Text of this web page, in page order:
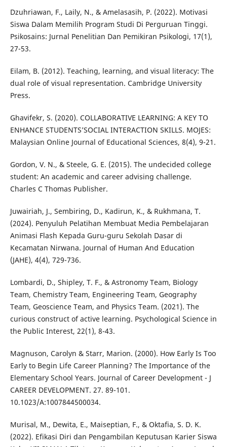
Dzuhriawan, F., Laily, N., & Amelasasih, P. (2022). Motivasi
Siswa Dalam Memilih Program Studi Di Perguruan Tinggi.
Psikosains: Jurnal Penelitian Dan Pemikiran Psikologi, 17(1),
27-53.
Eilam, B. (2012). Teaching, learning, and visual literacy: The
dual role of visual representation. Cambridge University
Press.
Ghavifekr, S. (2020). COLLABORATIVE LEARNING: A KEY TO
ENHANCE STUDENTS’SOCIAL INTERACTION SKILLS. MOJES:
Malaysian Online Journal of Educational Sciences, 8(4), 9-21.
Gordon, V. N., & Steele, G. E. (2015). The undecided college
student: An academic and career advising challenge.
Charles C Thomas Publisher.
Juwairiah, J., Sembiring, D., Kadirun, K., & Rukhmana, T.
(2024). Penyuluh Pelatihan Membuat Media Pembelajaran
Animasi Flash Kepada Guru-guru Sekolah Dasar di
Kecamatan Nirwana. Journal of Human And Education
(JAHE), 4(4), 729-736.
Lombardi, D., Shipley, T. F., & Astronomy Team, Biology
Team, Chemistry Team, Engineering Team, Geography
Team, Geoscience Team, and Physics Team. (2021). The
curious construct of active learning. Psychological Science in
the Public Interest, 22(1), 8-43.
Magnuson, Carolyn & Starr, Marion. (2000). How Early Is Too
Early to Begin Life Career Planning? The Importance of the
Elementary School Years. Journal of Career Development - J
CAREER DEVELOPMENT. 27. 89-101.
10.1023/A:1007844500034.
Murisal, M., Dewita, E., Maiseptian, F., & Oktafia, S. D. K.
(2022). Efikasi Diri dan Pengambilan Keputusan Karier Siswa